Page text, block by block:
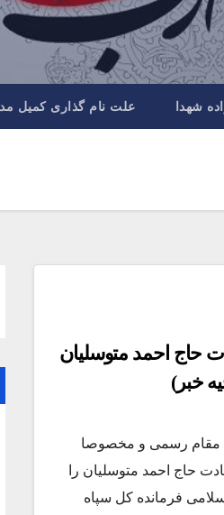
شهدا علت نام گذاری کمیل
حاج احمد متوسلیان
۴١ سال، یک مقام رسمی و مخصوصا
حاج احمد متوسلیان را
فرمانده کل سپاه